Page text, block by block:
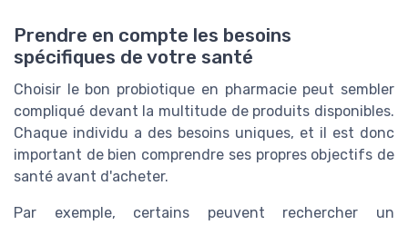
Prendre en compte les besoins
spécifiques de votre santé
Choisir le bon probiotique en pharmacie peut sembler
compliqué devant la multitude de produits disponibles.
Chaque individu a des besoins uniques, et il est donc
important de bien comprendre ses propres objectifs de
santé avant d'acheter.
Par exemple, certains peuvent rechercher un